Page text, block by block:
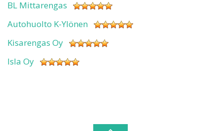
BL Mittarengas
Autohuolto K-Ylönen
Kisarengas Oy
Isla Oy